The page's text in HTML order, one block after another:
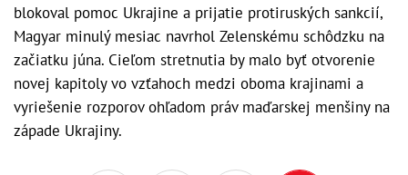
blokoval pomoc Ukrajine a prijatie protiruských sankcií,
Magyar minulý mesiac navrhol Zelenskému schôdzku na
začiatku júna. Cieľom stretnutia by malo byť otvorenie
novej kapitoly vo vzťahoch medzi oboma krajinami a
vyriešenie rozporov ohľadom práv maďarskej menšiny na
západe Ukrajiny.